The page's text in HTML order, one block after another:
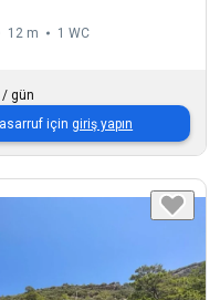
12 m 1 WC
/gün
için giriş yapın